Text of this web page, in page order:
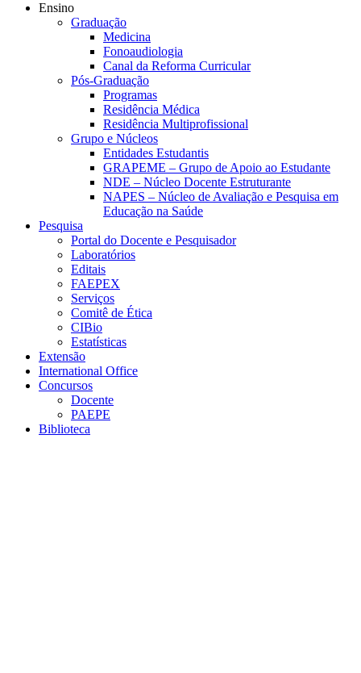
Ensino
Graduação
Medicina
Fonoaudiologia
Canal da Reforma Curricular
Pós-Graduação
Programas
Residência Médica
Residência Multiprofissional
Grupo e Núcleos
Entidades Estudantis
GRAPEME – Grupo de Apoio ao Estudante
NDE – Núcleo Docente Estruturante
NAPES – Núcleo de Avaliação e Pesquisa em
Educação na Saúde
Pesquisa
Portal do Docente e Pesquisador
Laboratórios
Editais
FAEPEX
Serviços
Comitê de Ética
CIBio
Estatísticas
Extensão
International Office
Concursos
Docente
PAEPE
Biblioteca